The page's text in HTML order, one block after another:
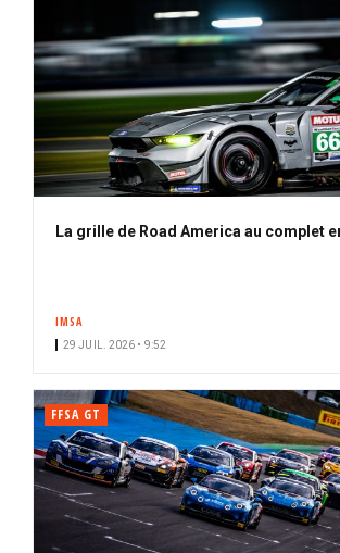
La grille de Road America au complet
IMSA
29 JUIL. 2026 • 9:52
FFSA GT